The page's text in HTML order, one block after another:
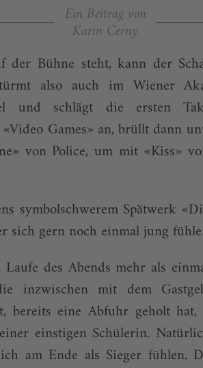
Ein Beitrag von
Karin Cerny
der Bühne steht, kann der
also auch im Wiener
und schlägt die ersten
Games» an, brüllt dann
von Police, um mit «Kiss»
symbolschwerem Spätwerk
sich gern noch einmal jung
des Abends mehr als
inzwischen mit dem
bereits eine Abfuhr geholt
einstigen Schülerin.
am Ende als Sieger fühlen.